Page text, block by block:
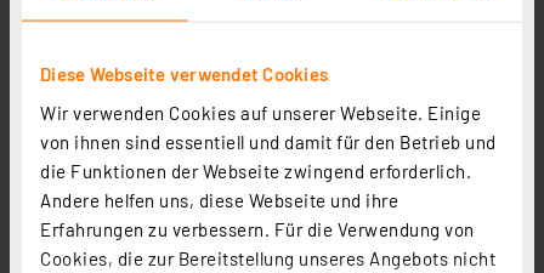
Diese Webseite verwendet Cookies
Wir verwenden Cookies auf unserer Webseite. Einige
von ihnen sind essentiell und damit für den Betrieb und
die Funktionen der Webseite zwingend erforderlich.
Andere helfen uns, diese Webseite und ihre
Erfahrungen zu verbessern. Für die Verwendung von
Cookies, die zur Bereitstellung unseres Angebots nicht
LED Arbeitsleuchte FLEX POWER mit Akku, 10 W
Artikel-Nr. 254474
34,99 €
Statt
inkl. MwSt.
Informationen zu Versandkosten